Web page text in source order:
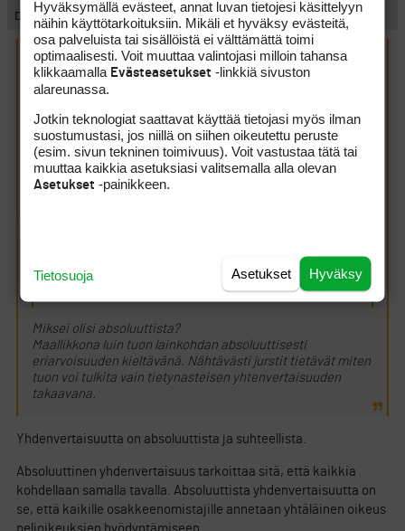
Diletantti
Parti kirjoitti:(25.2.2010 16:44:00)
Diletantti kirjoitti: (25.2.2010 15:53:13)
Parti kirjoitti:(25.2.2010 11:05:08)
Osakkaita (vuokraavia ja itsepelaavia) tulee
kohdella tasavertaisesti.
osakkeen omistuksesta johtuvat oikeudet pitää
molemmilla ryhmillä olla, mutta ei yhdenvertaisuus ole
absoluuttista.
Miksei olisi absoluuttista?
Maallikkona luin tuon lainkohdan absoluuttisesti
eriarvoisuuden kieltävänä. Nähtävästi jurstit tietävät miten
tuon voi tulkita vain tietynasteisen yhtenvertaisuuden
takaavana.
Yhdenvertaisuutta on absoluuttista ja suhteellista.
Absoluuttinen yhdenvertaisuus tarkoittaa sitä, että kaikkia
kohdellaan samalla tavalla. Absoluuttista yhdenvertaisuutta on
se, että kaikille osakkeenomistajille annetaan yhtäläinen oikeus
Hyväksymällä evästeet, annat luvan tietojesi käsittelyyn
näihin käyttötarkoituksiin. Mikäli et hyväksy evästeitä,
osa palveluista tai sisällöistä ei välttämättä toimi
optimaalisesti. Voit muuttaa valintojasi milloin tahansa
klikkaamalla Evästeasetukset -linkkiä sivuston
alareunassa.
Jotkin teknologiat saattavat käyttää tietojasi myös ilman
suostumustasi, jos niillä on siihen oikeutettu peruste
(esim. sivun tekninen toimivuus). Voit vastustaa tätä tai
muuttaa kaikkia asetuksiasi valitsemalla alla olevan
Asetukset -painikkeen.
Hyväksy
Asetukset
Tietosuoja